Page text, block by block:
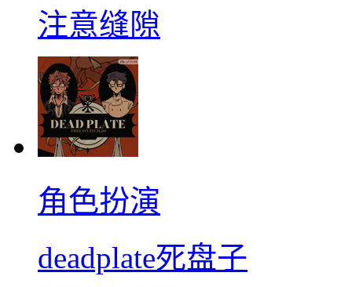
注意缝隙
角色扮演
deadplate死盘子